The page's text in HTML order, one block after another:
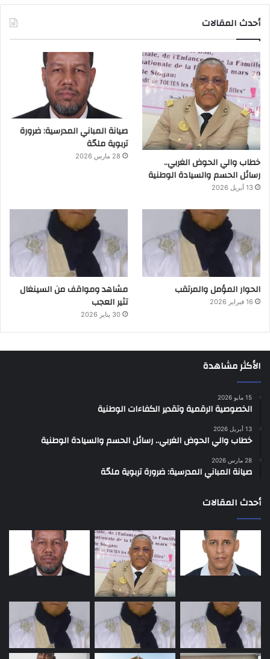
أحدث المقالات
خطاب والي الحوض الغربي..
رسائل الحسم والسيادة الوطنية
13 أبريل 2026
صيانة المباني المدرسية: ضرورة
تربوية ملحّة
28 مارس 2026
الحوار المؤمل والمرتقب
16 فبراير 2026
مشاهد ومواقف من السينغال
تثير العجب
30 يناير 2026
الأكثر مشاهدة
15 مايو 2026
الخصوصية الرقمية وتقدير الكفاءات الوطنية
13 أبريل 2026
خطاب والي الحوض الغربي.. رسائل الحسم والسيادة الوطنية
28 مارس 2026
صيانة المباني المدرسية: ضرورة تربوية ملحّة
أحدث المقالات